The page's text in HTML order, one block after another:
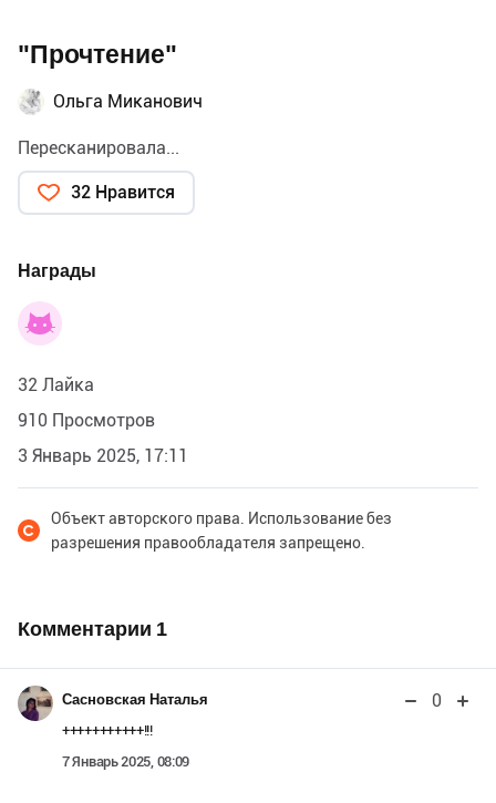
"Прочтение"
Ольга Миканович
Пересканировала...
32 Нравится
Награды
32 Лайка
910 Просмотров
3 Январь 2025, 17:11
Объект авторского права. Использование без
разрешения правообладателя запрещено.
Комментарии 1
Сасновская Наталья 0
+++++++++++!!!
7 Январь 2025, 08:09